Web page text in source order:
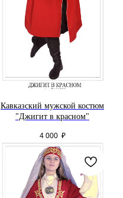
Кавказский мужской костюм
"Джигит в красном"
4 000 ₽